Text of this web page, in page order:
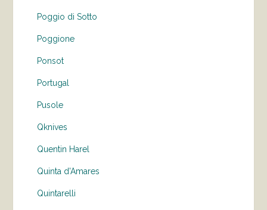
Poggio di Sotto
Poggione
Ponsot
Portugal
Pusole
Qknives
Quentin Harel
Quinta d'Amares
Quintarelli